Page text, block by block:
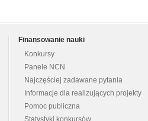
Finansowanie nauki
Konkursy
Panele NCN
Najczęściej zadawane pytania
Informacje dla realizujących projekty
Pomoc publiczna
Statystyki konkursów